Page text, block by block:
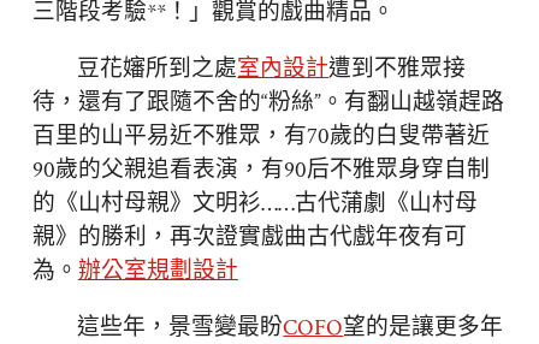
三階段考驗**！」觀賞的戲曲精品。
豆花嬸所到之處室內設計遭到不雅眾接
待，還有了跟隨不舍的“粉絲”。有翻山越嶺趕路
百里的山平易近不雅眾，有70歲的白叟帶著近
90歲的父親追看表演，有90后不雅眾身穿自制
的《山村母親》文明衫……古代蒲劇《山村母
親》的勝利，再次證實戲曲古代戲年夜有可
為。 辦公室規劃設計
這些年，景雪變最盼COFO望的是讓更多年